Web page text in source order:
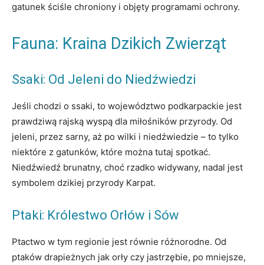
gatunek ściśle chroniony i objęty programami ochrony.
Fauna: Kraina Dzikich Zwierząt
Ssaki: Od Jeleni do Niedźwiedzi
Jeśli chodzi o ssaki, to województwo podkarpackie jest
prawdziwą rajską wyspą dla miłośników przyrody. Od
jeleni, przez sarny, aż po wilki i niedźwiedzie – to tylko
niektóre z gatunków, które można tutaj spotkać.
Niedźwiedź brunatny, choć rzadko widywany, nadal jest
symbolem dzikiej przyrody Karpat.
Ptaki: Królestwo Orłów i Sów
Ptactwo w tym regionie jest równie różnorodne. Od
ptaków drapieżnych jak orły czy jastrzębie, po mniejsze,